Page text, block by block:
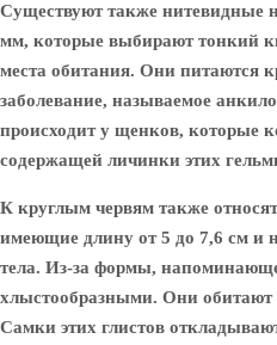
Существуют также нитевидные
мм, которые выбирают тонкий
места обитания. Они питаются
заболевание, называемое
происходит у щенков, которые
содержащей личинки этих
К круглым червям также
имеющие длину от 5 до 7,6 см и
тела. Из-за формы,
хлыстообразными. Они обитают
Самки этих глистов